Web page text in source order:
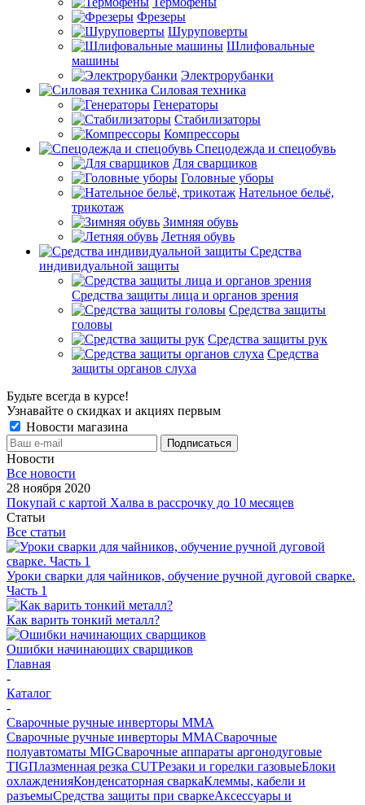
Фрезеры
Шуруповерты
Шлифовальные
машины
Электрорубанки
Силовая техника
Генераторы
Стабилизаторы
Компрессоры
Спецодежда и спецобувь
Для сварщиков
Головные уборы
Нательное бельё,
трикотаж
Зимняя обувь
Летняя обувь
Средства
индивидуальной защиты
Средства защиты лица и органов зрения
Средства защиты
головы
Средства защиты рук
Средства
защиты органов слуха
Будьте всегда в курсе!
Узнавайте о скидках и акциях первым
Новости магазина
Новости
Все новости
28 ноября 2020
Покупай с картой Халва в рассрочку до 10 месяцев
Статьи
Все статьи
Уроки сварки для чайников, обучение ручной дуговой сварке.
Часть 1
Как варить тонкий металл?
Ошибки начинающих сварщиков
Главная
-
Каталог
-
Сварочные ручные инверторы MMA
Сварочные ручные инверторы MMAСварочные
полуавтоматы MIGСварочные аппараты аргонодуговые
TIGПлазменная резка CUTРезаки и горелки газовыеБлоки
охлажденияКонденсаторная сваркаКлеммы, кабели и
разъемыСредства защиты при сваркеАксессуары и